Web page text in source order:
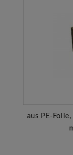
aus PE-